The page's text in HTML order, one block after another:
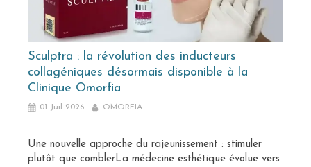
Sculptra : la révolution des inducteurs
collagéniques désormais disponible à la
Clinique Omorfia
01 Juil 2026 OMORFIA
Une nouvelle approche du rajeunissement : stimuler
plutôt que comblerLa médecine esthétique évolue vers